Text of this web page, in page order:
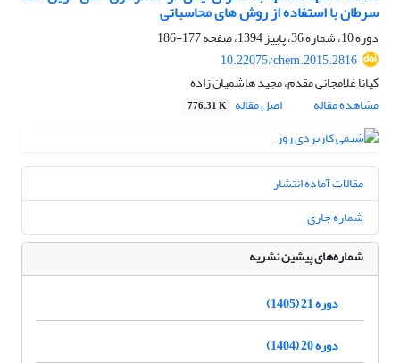
سرطان با استفاده از روش های محاسباتی
دوره 10، شماره 36، پاییز 1394، صفحه
177-186
10.22075/chem.2015.2816
کیانا غلامجانی مقدم، مجید هاشمیان زاده
مشاهده مقاله
اصل مقاله 776.31 K
مقالات آماده انتشار
شماره جاری
شماره‌های پیشین نشریه
دوره 21 (1405)
دوره 20 (1404)